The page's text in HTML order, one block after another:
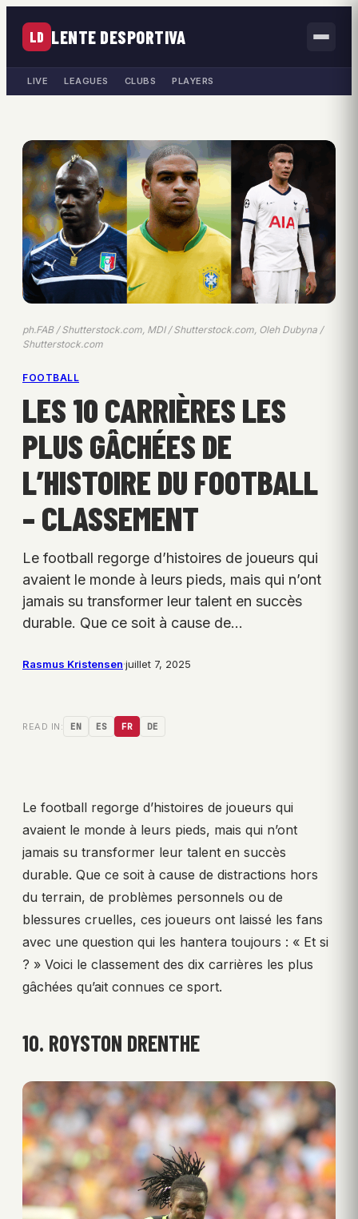
LD LENTE DESPORTIVA
LIVE LEAGUES CLUBS PLAYERS
ph.FAB / Shutterstock.com, MDI / Shutterstock.com, Oleh Dubyna /
Shutterstock.com
FOOTBALL
LES 10 CARRIÈRES LES
PLUS GÂCHÉES DE
L’HISTOIRE DU FOOTBALL
– CLASSEMENT
Le football regorge d’histoires de joueurs qui
avaient le monde à leurs pieds, mais qui n’ont
jamais su transformer leur talent en succès
durable. Que ce soit à cause de…
Rasmus Kristensen·juillet 7, 2025
READ IN: EN ES FR DE
Le football regorge d’histoires de joueurs qui
avaient le monde à leurs pieds, mais qui n’ont
jamais su transformer leur talent en succès
durable. Que ce soit à cause de distractions hors
du terrain, de problèmes personnels ou de
blessures cruelles, ces joueurs ont laissé les fans
avec une question qui les hantera toujours : « Et si
? » Voici le classement des dix carrières les plus
gâchées qu’ait connues ce sport.
10. ROYSTON DRENTHE